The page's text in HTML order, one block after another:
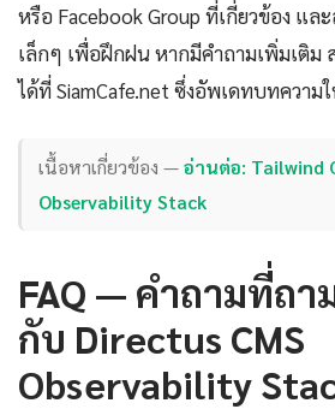
หรือ Facebook Group ที่เกี่ยวข้อง แล
เล็กๆ เพื่อฝึกฝน หากมีคำถามเพิ่มเติม
ได้ที่ SiamCafe.net ซึ่งอัพเดทบทควา
เนื้อหาเกี่ยวข้อง —อ่านต่อ: Tailwind
Observability Stack
FAQ — คำถามที่ถา
กับ Directus CMS
Observability